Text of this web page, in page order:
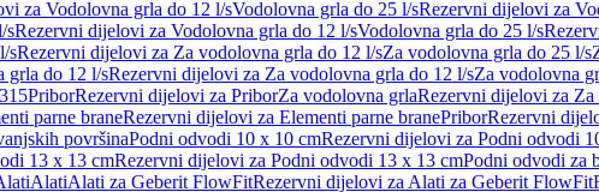
za Vodolovna grla do 12 l/sVodolovna grla do 25 l/sRezervni dijelovi za
sRezervni dijelovi za Vodolovna grla do 12 l/sVodolovna grla do 25 l/s
sRezervni dijelovi za Za vodolovna grla do 12 l/sZa vodolovna grla do 25 l/s
grla do 12 l/sRezervni dijelovi za Za vodolovna grla do 12 l/sZa vodolovna
PriborRezervni dijelovi za PriborZa vodolovna grlaRezervni dijelovi za
parne braneRezervni dijelovi za Elementi parne branePriborRezervni
površinaPodni odvodi 10 x 10 cmRezervni dijelovi za Podni odvodi
13 x 13 cmRezervni dijelovi za Podni odvodi 13 x 13 cmPodni odvodi za
AlatiAlati za Geberit FlowFitRezervni dijelovi za Alati za Geberit FlowFit